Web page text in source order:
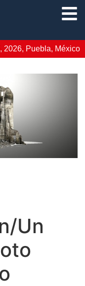
2026, Puebla, México
Un